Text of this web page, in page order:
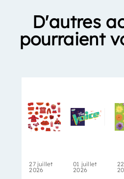
D'autres
pourraient
27 juillet
2026
01 juillet
2026